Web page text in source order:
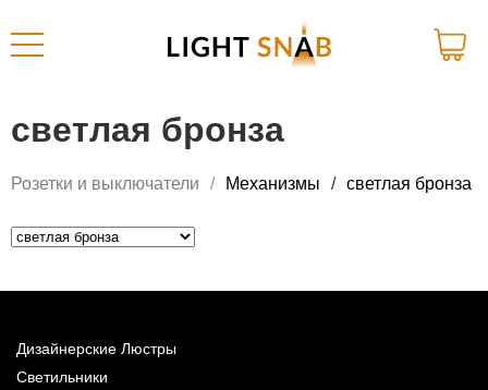
светлая бронза
Розетки и выключатели Механизмы светлая бронза
Дизайнерские Люстры
Светильники